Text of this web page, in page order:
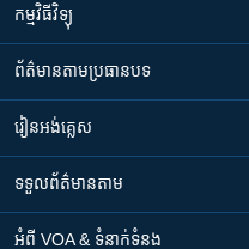
កម្មវិធី​វិទ្យុ
ព័ត៌មាន​តាមប្រធានបទ​
រៀន​​អង់គ្លេស
ទទួល​ព័ត៌មាន​តាម
អំពី​ VOA & ទំនាក់ទំនង